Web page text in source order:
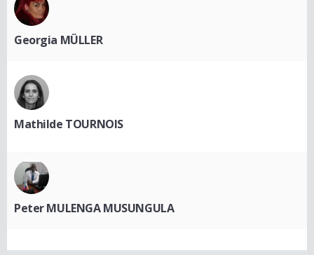
Georgia MÜLLER
Mathilde TOURNOIS
Peter MULENGA MUSUNGULA